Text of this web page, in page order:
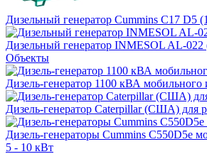
Дизельный генератор Cummins C17 D5
Дизельный генератор INMESOL AL-
Объекты
Дизель-генератор 1100 кВА
Дизель-генератор Caterpillar (США) для
Дизель-генераторы Cummins C550D5e
5 - 10 кВт